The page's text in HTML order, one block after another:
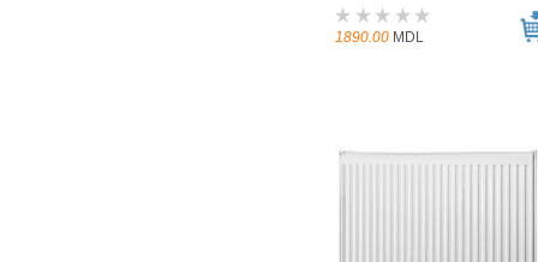
1890.00 MDL